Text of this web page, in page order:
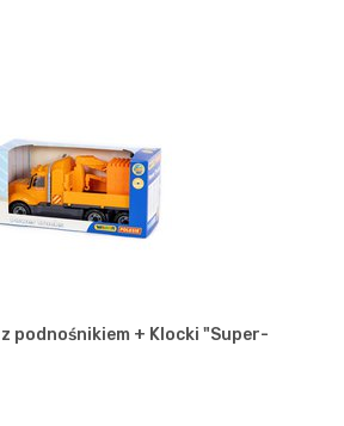
podnośnikiem + Klocki "Super-